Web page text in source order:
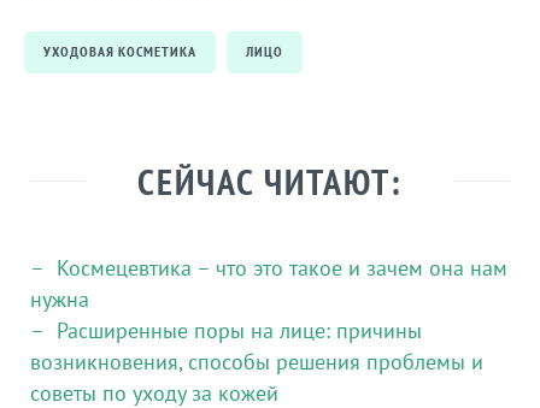
УХОДОВАЯ КОСМЕТИКА ЛИЦО
СЕЙЧАС ЧИТАЮТ:
Космецевтика – что это такое и зачем она нам
нужна
Расширенные поры на лице: причины
возникновения, способы решения проблемы и
советы по уходу за кожей